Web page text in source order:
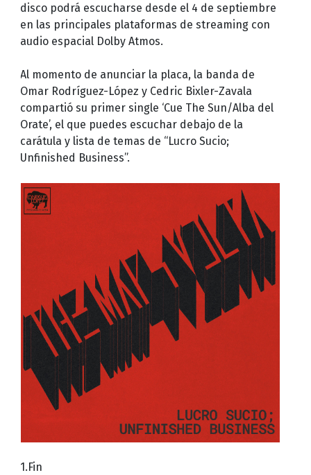
disco podrá escucharse desde el 4 de septiembre
en las principales plataformas de streaming con
audio espacial Dolby Atmos.
Al momento de anunciar la placa, la banda de
Omar Rodríguez-López y Cedric Bixler-Zavala
compartió su primer single ‘Cue The Sun/Alba del
Orate’, el que puedes escuchar debajo de la
carátula y lista de temas de “Lucro Sucio;
Unfinished Business”.
1.Fin